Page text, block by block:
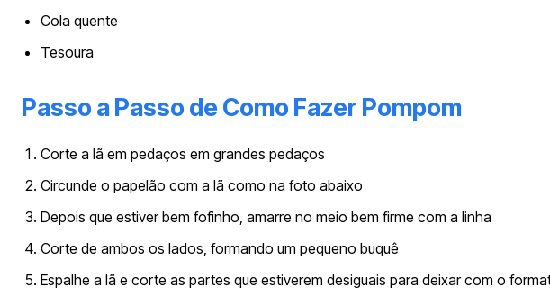
Cola quente
Tesoura
Passo a Passo de Como Fazer Pompom
Corte a lã em pedaços em grandes pedaços
Circunde o papelão com a lã como na foto abaixo
Depois que estiver bem fofinho, amarre no meio bem firme com a linha
Corte de ambos os lados, formando um pequeno buquê
Espalhe a lã e corte as partes que estiverem desiguais para deixar com o